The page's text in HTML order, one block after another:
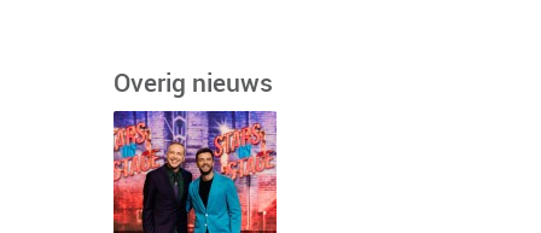
Overig nieuws